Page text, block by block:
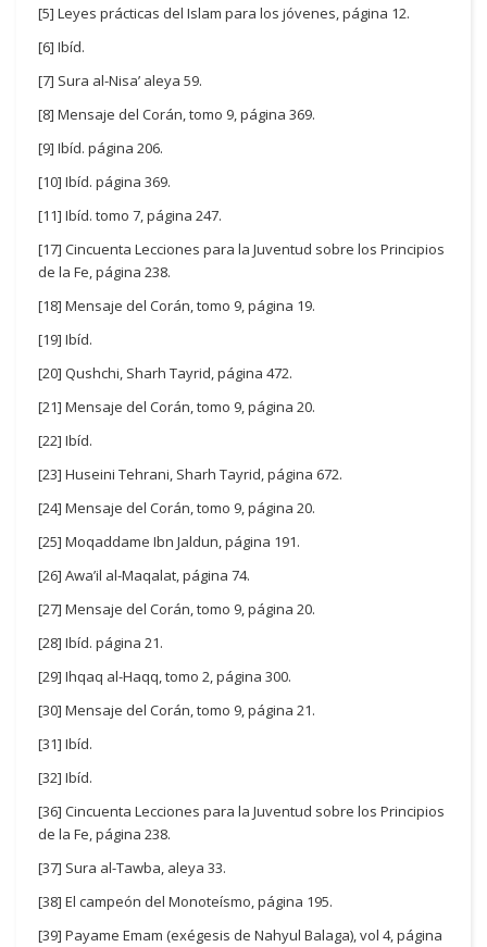
[5] Leyes prácticas del Islam para los jóvenes, página 12.
[6] Ibíd.
[7] Sura al-Nisa’ aleya 59.
[8] Mensaje del Corán, tomo 9, página 369.
[9] Ibíd. página 206.
[10] Ibíd. página 369.
[11] Ibíd. tomo 7, página 247.
[17] Cincuenta Lecciones para la Juventud sobre los Principios
de la Fe, página 238.
[18] Mensaje del Corán, tomo 9, página 19.
[19] Ibíd.
[20] Qushchi, Sharh Tayrid, página 472.
[21] Mensaje del Corán, tomo 9, página 20.
[22] Ibíd.
[23] Huseini Tehrani, Sharh Tayrid, página 672.
[24] Mensaje del Corán, tomo 9, página 20.
[25] Moqaddame Ibn Jaldun, página 191.
[26] Awa’il al-Maqalat, página 74.
[27] Mensaje del Corán, tomo 9, página 20.
[28] Ibíd. página 21.
[29] Ihqaq al-Haqq, tomo 2, página 300.
[30] Mensaje del Corán, tomo 9, página 21.
[31] Ibíd.
[32] Ibíd.
[36] Cincuenta Lecciones para la Juventud sobre los Principios
de la Fe, página 238.
[37] Sura al-Tawba, aleya 33.
[38] El campeón del Monoteísmo, página 195.
[39] Payame Emam (exégesis de Nahyul Balaga), vol 4, página